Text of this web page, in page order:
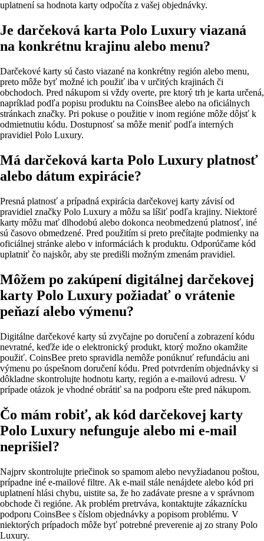
uplatnení sa hodnota karty odpočíta z vašej objednávky.
Je darčeková karta Polo Luxury viazaná
na konkrétnu krajinu alebo menu?
Darčekové karty sú často viazané na konkrétny región alebo menu,
preto môže byť možné ich použiť iba v určitých krajinách či
obchodoch. Pred nákupom si vždy overte, pre ktorý trh je karta určená,
napríklad podľa popisu produktu na CoinsBee alebo na oficiálnych
stránkach značky. Pri pokuse o použitie v inom regióne môže dôjsť k
odmietnutiu kódu. Dostupnosť sa môže meniť podľa interných
pravidiel Polo Luxury.
Má darčeková karta Polo Luxury platnosť
alebo dátum expirácie?
Presná platnosť a prípadná expirácia darčekovej karty závisí od
pravidiel značky Polo Luxury a môžu sa líšiť podľa krajiny. Niektoré
karty môžu mať dlhodobú alebo dokonca neobmedzenú platnosť, iné
sú časovo obmedzené. Pred použitím si preto prečítajte podmienky na
oficiálnej stránke alebo v informáciách k produktu. Odporúčame kód
uplatniť čo najskôr, aby ste predišli možným zmenám pravidiel.
Môžem po zakúpení digitálnej darčekovej
karty Polo Luxury požiadať o vrátenie
peňazí alebo výmenu?
Digitálne darčekové karty sú zvyčajne po doručení a zobrazení kódu
nevratné, keďže ide o elektronický produkt, ktorý možno okamžite
použiť. CoinsBee preto spravidla nemôže ponúknuť refundáciu ani
výmenu po úspešnom doručení kódu. Pred potvrdením objednávky si
dôkladne skontrolujte hodnotu karty, región a e‑mailovú adresu. V
prípade otázok je vhodné obrátiť sa na podporu ešte pred nákupom.
Čo mám robiť, ak kód darčekovej karty
Polo Luxury nefunguje alebo mi e‑mail
neprišiel?
Najprv skontrolujte priečinok so spamom alebo nevyžiadanou poštou,
prípadne iné e‑mailové filtre. Ak e‑mail stále nenájdete alebo kód pri
uplatnení hlási chybu, uistite sa, že ho zadávate presne a v správnom
obchode či regióne. Ak problém pretrváva, kontaktujte zákaznícku
podporu CoinsBee s číslom objednávky a popisom problému. V
niektorých prípadoch môže byť potrebné preverenie aj zo strany Polo
Luxury.